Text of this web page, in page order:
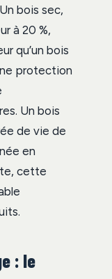
bois sec,
à 20 %,
qu’un bois
protection
Un bois
de vie de
en
cette
: le